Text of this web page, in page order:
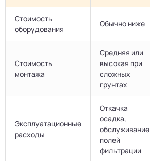
Стоимость
оборудования
Обычно ниже
Стоимость
монтажа
Средняя или
высокая при
сложных
грунтах
Эксплуатационные
расходы
Откачка
осадка,
обслуживание
полей
фильтрации